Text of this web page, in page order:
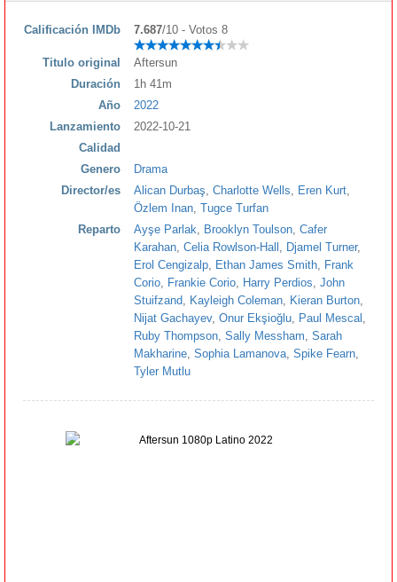
Calificación IMDb 7.687/10 - Votos 8
Titulo original
Aftersun
Duración
1h 41m
Año
2022
Lanzamiento
2022-10-21
Calidad
Genero
Drama
Director/es
Alican Durbaş Charlotte Wells Eren Kurt
Özlem Inan Tugce Turfan
Reparto
Ayşe Parlak Brooklyn Toulson Cafer
Karahan Celia Rowlson-Hall Djamel Turner,
Erol Cengizalp
Ethan James Smith
Frank
Corio
Frankie Corio Harry Perdios John
Stuifzand
Kayleigh Coleman Kieran Burton
Nijat Gachayev, Onur Ekşioğlu Paul Mescal
Ruby Thompson Sally Messham Sarah
Makharine Sophia Lamanova Spike Fearn
Tyler Mutlu